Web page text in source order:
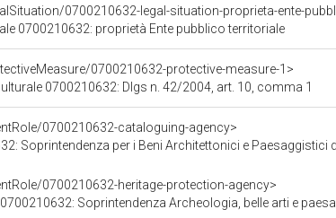
0700210632-legal-situation-proprieta-ente-
0700210632: proprietà Ente pubblico territoriale
0700210632-protective-measure-1>
0700210632: Dlgs n. 42/2004, art. 10, comma 1
0700210632-cataloguing-agency>
Soprintendenza per i Beni Architettonici e Paesaggistici
0700210632-heritage-protection-agency>
Soprintendenza Archeologia, belle arti e